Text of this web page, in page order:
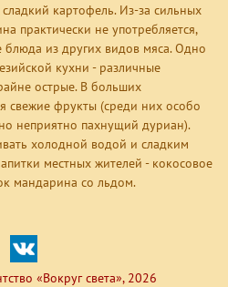
сладкий картофель. Из-за сильных
практически не употребляется,
блюда из других видов мяса. Одно
кухни - различные
острые. В больших
свежие фрукты (среди них особо
неприятно пахнущий дуриан).
холодной водой и сладким
местных жителей - кокосовое
мандарина со льдом.
«Вокруг света», 2026